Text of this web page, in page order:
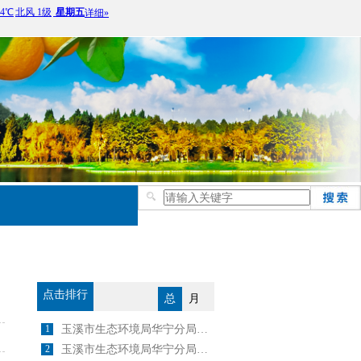
点击排行 总 月
1 玉溪市生态环境局华宁分局关于2024年4月25日建设项目环境影响评价文件 受理情况的公示
2 玉溪市生态环境局华宁分局关于2025年6月5日建设项目环境影响评价文件 受理情况的公示